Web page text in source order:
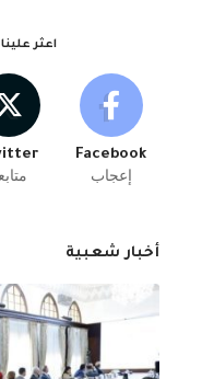
اعثر
Facebook
إعجاب
أخبار شعبية